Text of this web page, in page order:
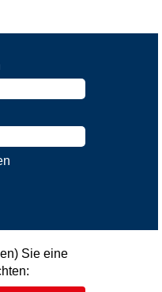
Sie eine